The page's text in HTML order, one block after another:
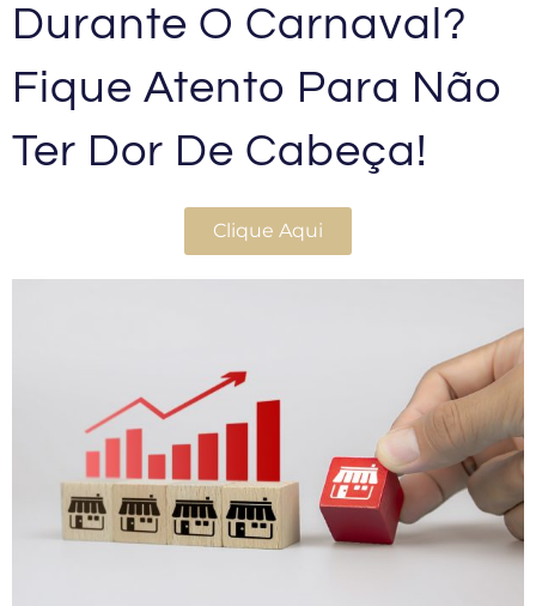
Durante O Carnaval?
Fique Atento Para Não
Ter Dor De Cabeça!
Clique Aqui